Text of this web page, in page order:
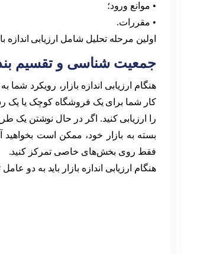
• موانع ورود؛
• مقررات.
اولین مرحله تحلیل شامل ارزیابی اندازه
جمعیت شناسی و تقسیم
هنگام ارزیابی اندازه بازار، رویکرد
کار شما برای یک فروشگاه کوچک یا یک
را ارزیابی کنید. اگر در حال نوشتن یک
بسته به بازار خود، ممکن است
فقط روی بخش‌های خاصی تمرکز کنید.
هنگام ارزیابی اندازه بازار باید به دو